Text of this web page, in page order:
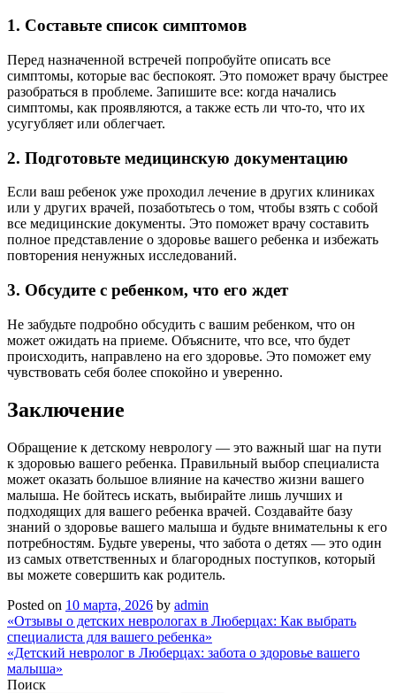
1. Составьте список симптомов
Перед назначенной встречей попробуйте описать все
симптомы, которые вас беспокоят. Это поможет врачу быстрее
разобраться в проблеме. Запишите все: когда начались
симптомы, как проявляются, а также есть ли что-то, что их
усугубляет или облегчает.
2. Подготовьте медицинскую документацию
Если ваш ребенок уже проходил лечение в других клиниках
или у других врачей, позаботьтесь о том, чтобы взять с собой
все медицинские документы. Это поможет врачу составить
полное представление о здоровье вашего ребенка и избежать
повторения ненужных исследований.
3. Обсудите с ребенком, что его ждет
Не забудьте подробно обсудить с вашим ребенком, что он
может ожидать на приеме. Объясните, что все, что будет
происходить, направлено на его здоровье. Это поможет ему
чувствовать себя более спокойно и уверенно.
Заключение
Обращение к детскому неврологу — это важный шаг на пути
к здоровью вашего ребенка. Правильный выбор специалиста
может оказать большое влияние на качество жизни вашего
малыша. Не бойтесь искать, выбирайте лишь лучших и
подходящих для вашего ребенка врачей. Создавайте базу
знаний о здоровье вашего малыша и будьте внимательны к его
потребностям. Будьте уверены, что забота о детях — это один
из самых ответственных и благородных поступков, который
вы можете совершить как родитель.
Posted on 10 марта, 2026 by admin
Навигация
по
записям
«Отзывы о детских неврологах в Люберцах: Как выбрать
специалиста для вашего ребенка»
«Детский невролог в Люберцах: забота о здоровье вашего
малыша»
Поиск